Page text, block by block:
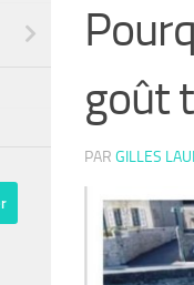
goût
PAR GILLES